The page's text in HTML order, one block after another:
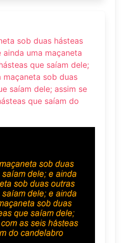
sob duas hásteas
ainda uma maçaneta
que saíam dele;
maçaneta sob duas
saíam dele; assim se
que saíam do